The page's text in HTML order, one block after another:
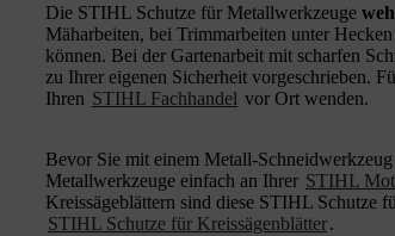
Die STIHL Schutze für Metallwerkzeuge
Mäharbeiten, bei Trimmarbeiten unter
können. Bei der Gartenarbeit mit scharfen
zu Ihrer eigenen Sicherheit vorgeschrieben.
Ihren STIHL Fachhandel vor Ort wenden.
Bevor Sie mit einem Metall-
Metallwerkzeuge einfach an Ihrer STIHL
Kreissägeblättern sind diese STIHL Schutze
STIHL Schutze für Kreissägenblätter.